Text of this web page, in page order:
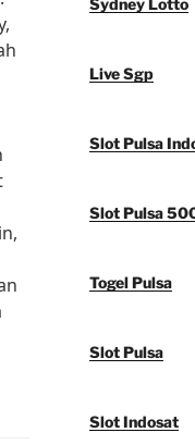
Sydney Lotto
Live Sgp
Slot Pulsa
Slot Pulsa
Togel Pulsa
Slot Pulsa
Slot Indosat